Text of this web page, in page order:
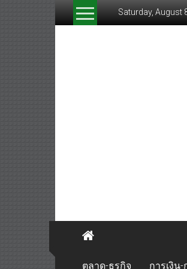
Saturday, August
ตลาด-ธุรกิจ การเงิน